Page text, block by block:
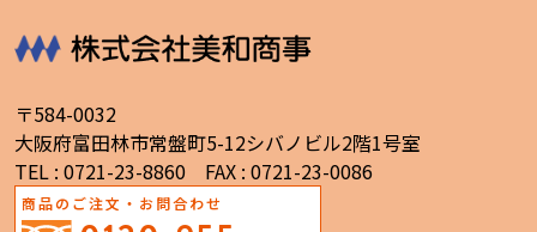
〒584-0032
大阪府富田林市常盤町5-12シバノビル2階1号室
TEL : 0721-23-8860 FAX : 0721-23-0086
商品のご注文・お問合わせ